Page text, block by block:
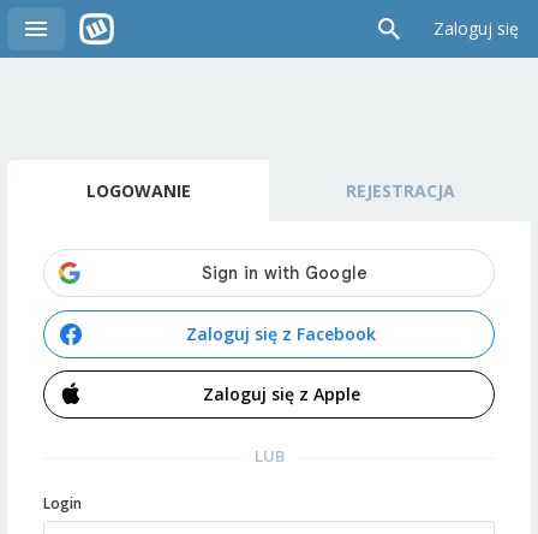
Zaloguj się
LOGOWANIE REJESTRACJA
Zaloguj się z Facebook
Zaloguj się z Apple
LUB
Login